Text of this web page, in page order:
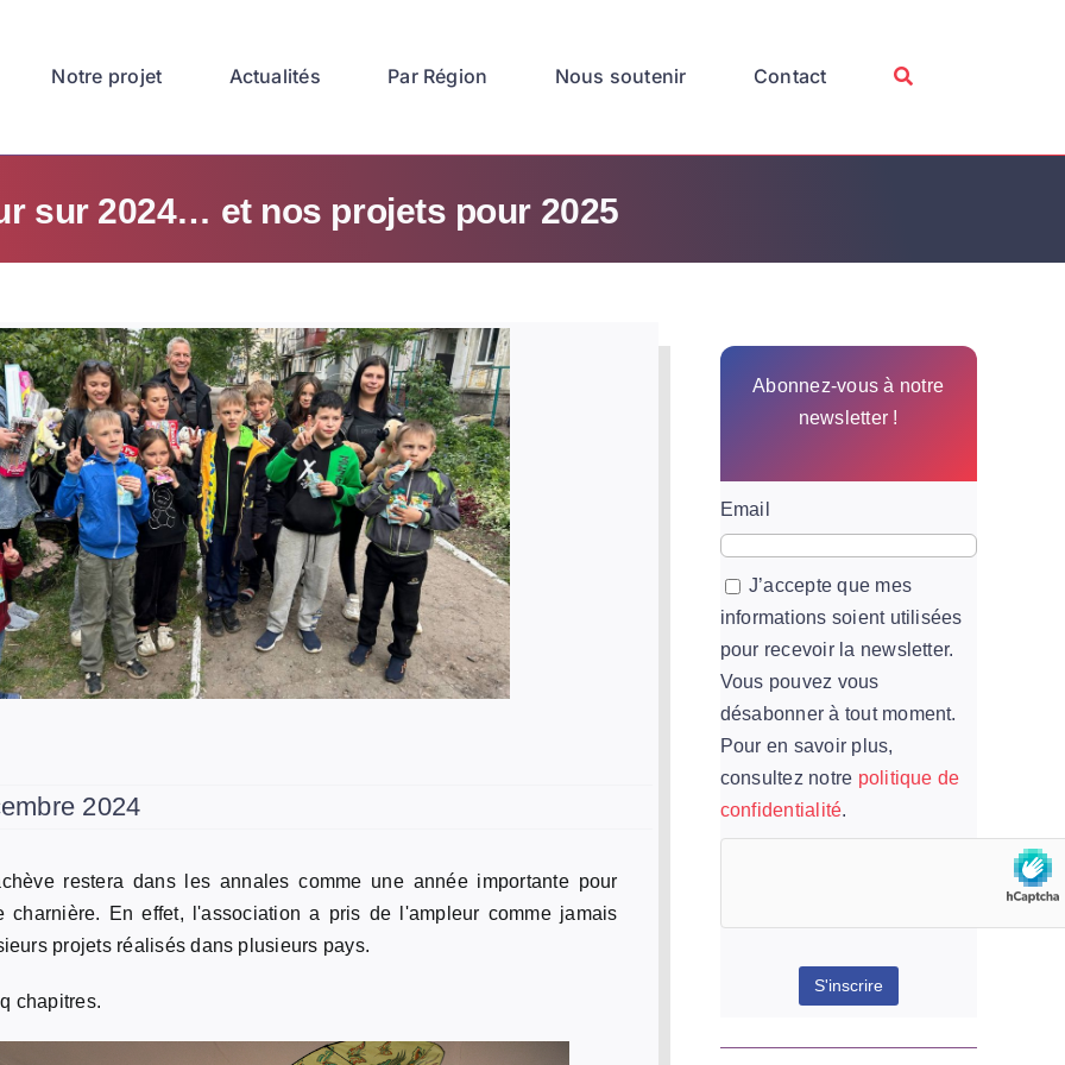
Notre projet Actualités Par Région Nous soutenir Contact
sur 2024… et nos projets pour 2025
2024
restera dans les annales comme une année importante pour
charnière. En effet, l'association a pris de l'ampleur comme jamais
projets réalisés dans plusieurs pays.
chapitres.
Abonnez-vous à notre
newsletter !
Email
J’accepte que mes
informations soient utilisées
pour recevoir la newsletter.
Vous pouvez vous
désabonner à tout moment.
Pour en savoir plus,
consultez notre politique de
confidentialité.